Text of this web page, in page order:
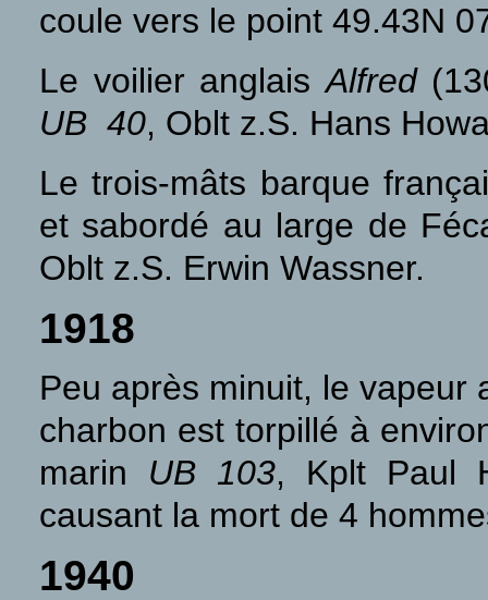
coule vers le point 49.43N
Le voilier anglaisAlfred
UB 40, Oblt z.S. Hans
Le trois-mâts barque
et sabordé au large de
Oblt z.S. Erwin Wassner.
1918
Peu après minuit, le vapeur
charbon est torpillé à
marin UB 103, Kplt Paul
causant la mort de 4
1940